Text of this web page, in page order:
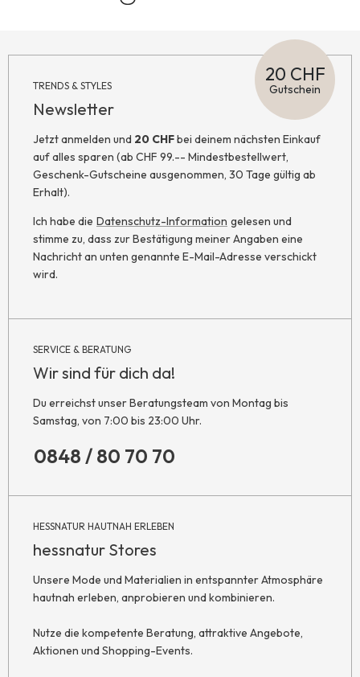
TRENDS & STYLES
Newsletter
20 CHF
Gutschein
Jetzt anmelden und 20 CHFbei deinem nächsten Einkauf
auf alles sparen (ab CHF 99.-- Mindestbestellwert,
Geschenk-Gutscheine ausgenommen, 30 Tage gültig ab
Erhalt).
Ich habe die Datenschutz-Information gelesen und
stimme zu, dass zur Bestätigung meiner Angaben eine
Nachricht an unten genannte E-Mail-Adresse verschickt
wird.
SERVICE & BERATUNG
Wir sind für dich da!
Du erreichst unser Beratungsteam von Montag bis
Samstag, von 7:00 bis 23:00 Uhr.
0848 / 80 70 70
HESSNATUR HAUTNAH ERLEBEN
hessnatur Stores
Unsere Mode und Materialien in entspannter Atmosphäre
hautnah erleben, anprobieren und kombinieren.
Nutze die kompetente Beratung, attraktive Angebote,
Aktionen und Shopping-Events.